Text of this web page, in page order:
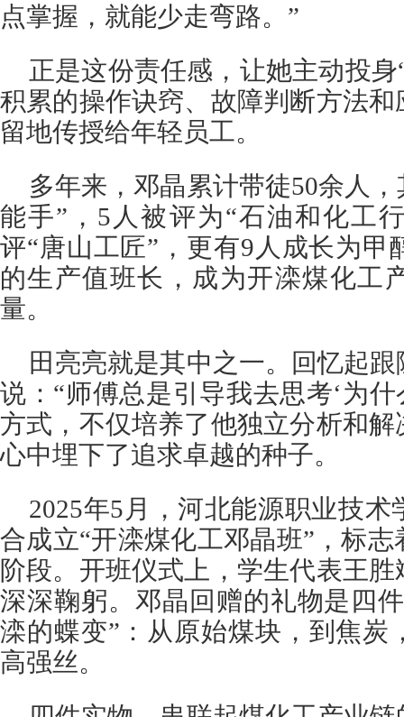
点掌握，就能少走弯路。”
正是这份责任感，让她主动投
积累的操作诀窍、故障判断方法
留地传授给年轻员工。
多年来，邓晶累计带徒50余人
能手”，5人被评为“石油和化工
评“唐山工匠”，更有9人成长为甲
的生产值班长，成为开滦煤化工
量。
田亮亮就是其中之一。回忆起
说：“师傅总是引导我去思考‘为
方式，不仅培养了他独立分析和
心中埋下了追求卓越的种子。
2025年5月，河北能源职业技
合成立“开滦煤化工邓晶班”，标
阶段。开班仪式上，学生代表王
深深鞠躬。邓晶回赠的礼物是四
滦的蝶变”：从原始煤块，到焦炭
高强丝。